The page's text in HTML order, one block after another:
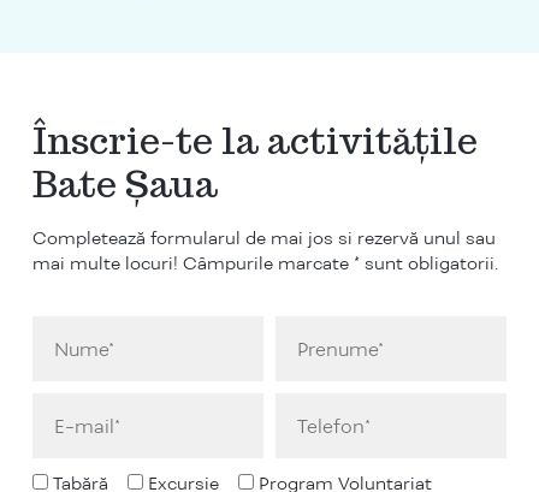
Înscrie-te la activitățile
Bate Șaua
Completează formularul de mai jos si rezervă unul sau
mai multe locuri! Câmpurile marcate * sunt obligatorii.
Tabără Excursie Program Voluntariat